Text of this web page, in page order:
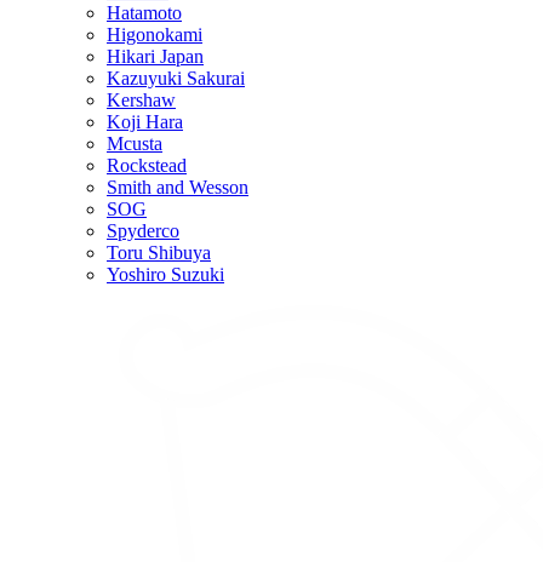
Hatamoto
Higonokami
Hikari Japan
Kazuyuki Sakurai
Kershaw
Koji Hara
Mcusta
Rockstead
Smith and Wesson
SOG
Spyderco
Toru Shibuya
Yoshiro Suzuki